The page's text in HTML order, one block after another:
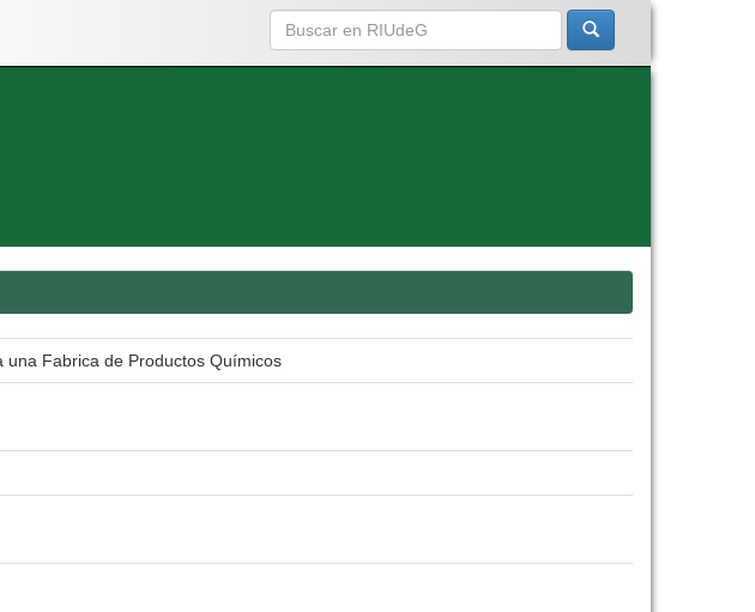
una Fabrica de Productos Químicos